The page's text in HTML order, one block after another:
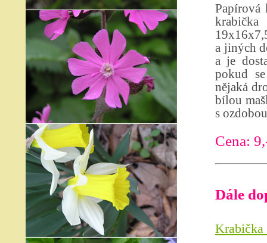
a jiných
a je
pokud
nějaká
bílou
s
Cena:
Dále
Krabička